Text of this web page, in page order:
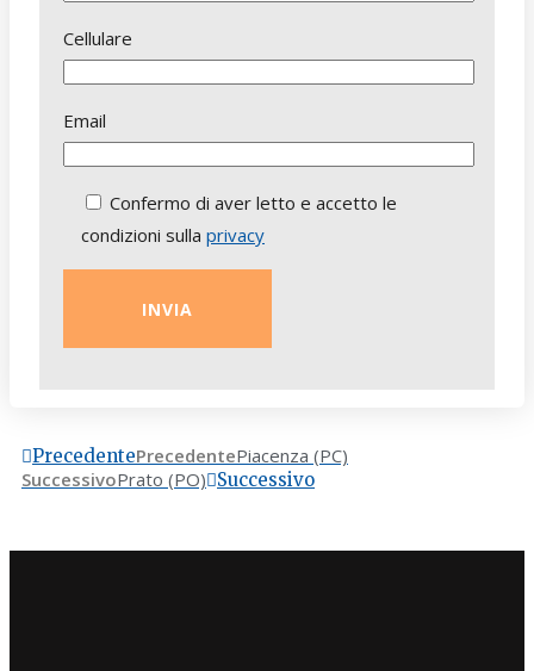
Cellulare
Email
Confermo di aver letto e accetto le
condizioni sulla privacy
PrecedentePrecedentePiacenza (PC)
SuccessivoPrato (PO) Successivo